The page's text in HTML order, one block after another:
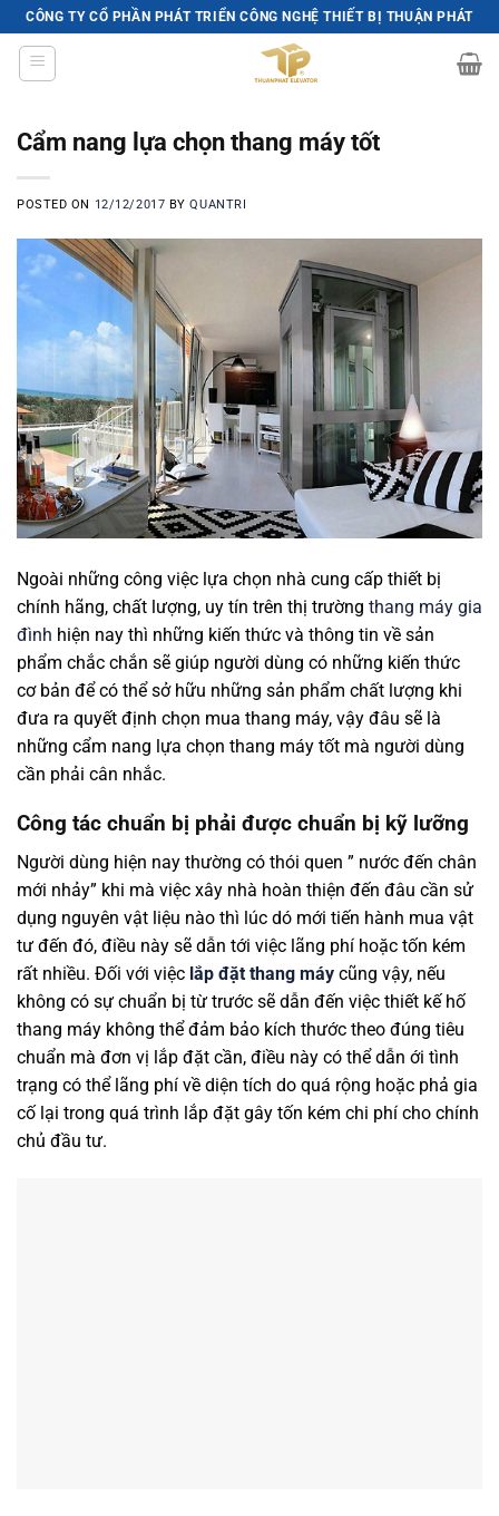
Skip
to
content
CÔNG TY CỔ PHẦN PHÁT TRIỂN CÔNG NGHỆ THIẾT BỊ THUẬN PHÁT
Cẩm nang lựa chọn thang máy tốt
POSTED ON 12/12/2017 BYQUANTRI
Ngoài những công việc lựa chọn nhà cung cấp thiết bị
chính hãng, chất lượng, uy tín trên thị trường thang máy gia
đình hiện nay thì những kiến thức và thông tin về sản
phẩm chắc chắn sẽ giúp người dùng có những kiến thức
cơ bản để có thể sở hữu những sản phẩm chất lượng khi
đưa ra quyết định chọn mua thang máy, vậy đâu sẽ là
những cẩm nang lựa chọn thang máy tốt mà người dùng
cần phải cân nhắc.
Công tác chuẩn bị phải được chuẩn bị kỹ lưỡng
Người dùng hiện nay thường có thói quen ” nước đến chân
mới nhảy” khi mà việc xây nhà hoàn thiện đến đâu cần sử
dụng nguyên vật liệu nào thì lúc dó mới tiến hành mua vật
tư đến đó, điều này sẽ dẫn tới việc lãng phí hoặc tốn kém
rất nhiều. Đối với việc lắp đặt thang máy cũng vậy, nếu
không có sự chuẩn bị từ trước sẽ dẫn đến việc thiết kế hố
thang máy không thể đảm bảo kích thước theo đúng tiêu
chuẩn mà đơn vị lắp đặt cần, điều này có thể dẫn ới tình
trạng có thể lãng phí về diện tích do quá rộng hoặc phả gia
cố lại trong quá trình lắp đặt gây tốn kém chi phí cho chính
chủ đầu tư.